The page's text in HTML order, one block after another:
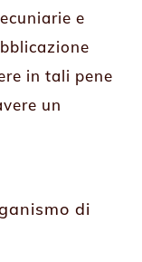
e
in tali pene
un
di